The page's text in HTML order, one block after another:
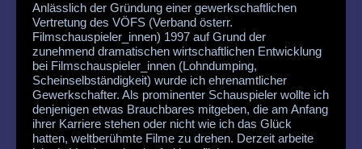
Anlässlich der Gründung einer gewerkschaftlichen
Vertretung des VÖFS (Verband österr.
Filmschauspieler_innen) 1997 auf Grund der
zunehmend dramatischen wirtschaftlichen Entwicklung
bei Filmschauspieler_innen (Lohndumping,
Scheinselbständigkeit) wurde ich ehrenamtlicher
Gewerkschafter. Als prominenter Schauspieler wollte ich
denjenigen etwas Brauchbares mitgeben, die am Anfang
ihrer Karriere stehen oder nicht wie ich das Glück
hatten, weltberühmte Filme zu drehen. Derzeit arbeite